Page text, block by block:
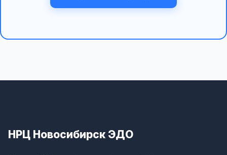
НРЦ Новосибирск ЭДО